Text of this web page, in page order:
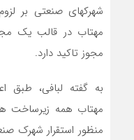
مهتاب در قالب یک
مجوز تاکید دارد.
به گفته لبافی، طبق
مهتاب همه
منظور استقرار شهرک